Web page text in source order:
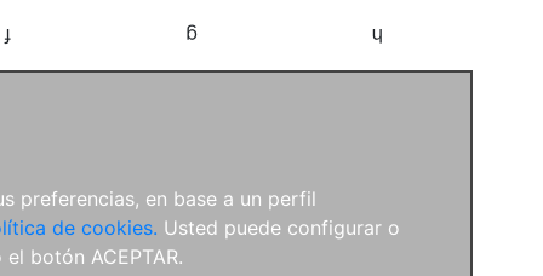
preferencias, en base a un perfil
de cookies. Usted puede configurar o
botón ACEPTAR.
f g h